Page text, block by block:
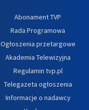
Abonament TVP
Rada Programowa
Ogłoszenia przetargowe
Akademia Telewizyjna
Regulamin tvp.pl
Telegazeta ogłoszenia
Informacje o nadawcy